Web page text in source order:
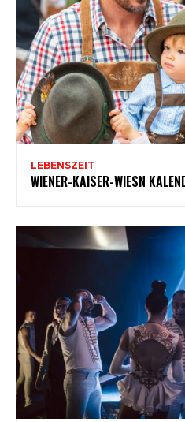
LEBENSZEIT
WIENER-KAISER-WIESN